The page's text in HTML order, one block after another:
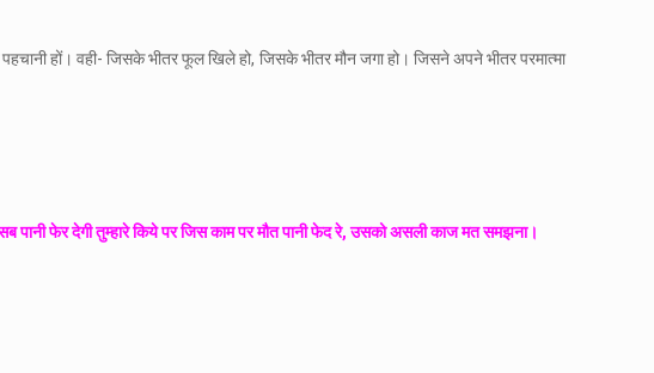
हों। वही- जिसके भीतर फूल खिले हो, जिसके भीतर मौन जगा हो। जिसने अपने भीतर परमात्मा
पानी फेर देगी तुम्हारे किये पर जिस काम पर मौत पानी फेद रे, उसको असली काज मत समझना।